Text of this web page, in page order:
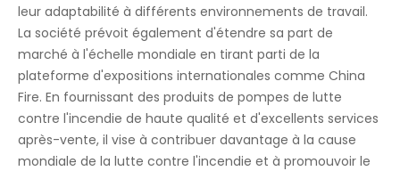
leur adaptabilité à différents environnements de travail.
La société prévoit également d'étendre sa part de
marché à l'échelle mondiale en tirant parti de la
plateforme d'expositions internationales comme China
Fire. En fournissant des produits de pompes de lutte
contre l'incendie de haute qualité et d'excellents services
après-vente, il vise à contribuer davantage à la cause
mondiale de la lutte contre l'incendie et à promouvoir le